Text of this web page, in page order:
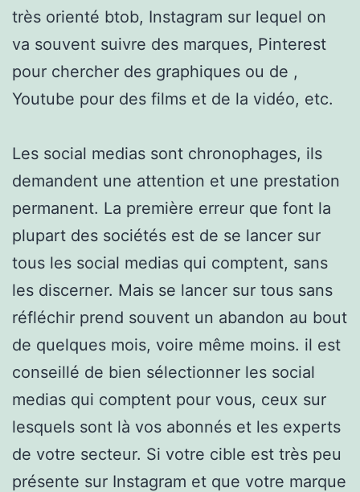
très orienté btob, Instagram sur lequel on
va souvent suivre des marques, Pinterest
pour chercher des graphiques ou de ,
Youtube pour des films et de la vidéo, etc.
Les social medias sont chronophages, ils
demandent une attention et une prestation
permanent. La première erreur que font la
plupart des sociétés est de se lancer sur
tous les social medias qui comptent, sans
les discerner. Mais se lancer sur tous sans
réfléchir prend souvent un abandon au bout
de quelques mois, voire même moins. il est
conseillé de bien sélectionner les social
medias qui comptent pour vous, ceux sur
lesquels sont là vos abonnés et les experts
de votre secteur. Si votre cible est très peu
présente sur Instagram et que votre marque